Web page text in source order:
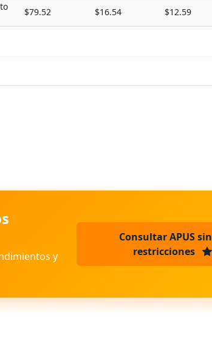
$79.52 $16.54 $12.59
y
Consultar APUS sin
restricciones